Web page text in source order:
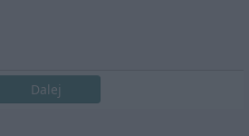
Dalej